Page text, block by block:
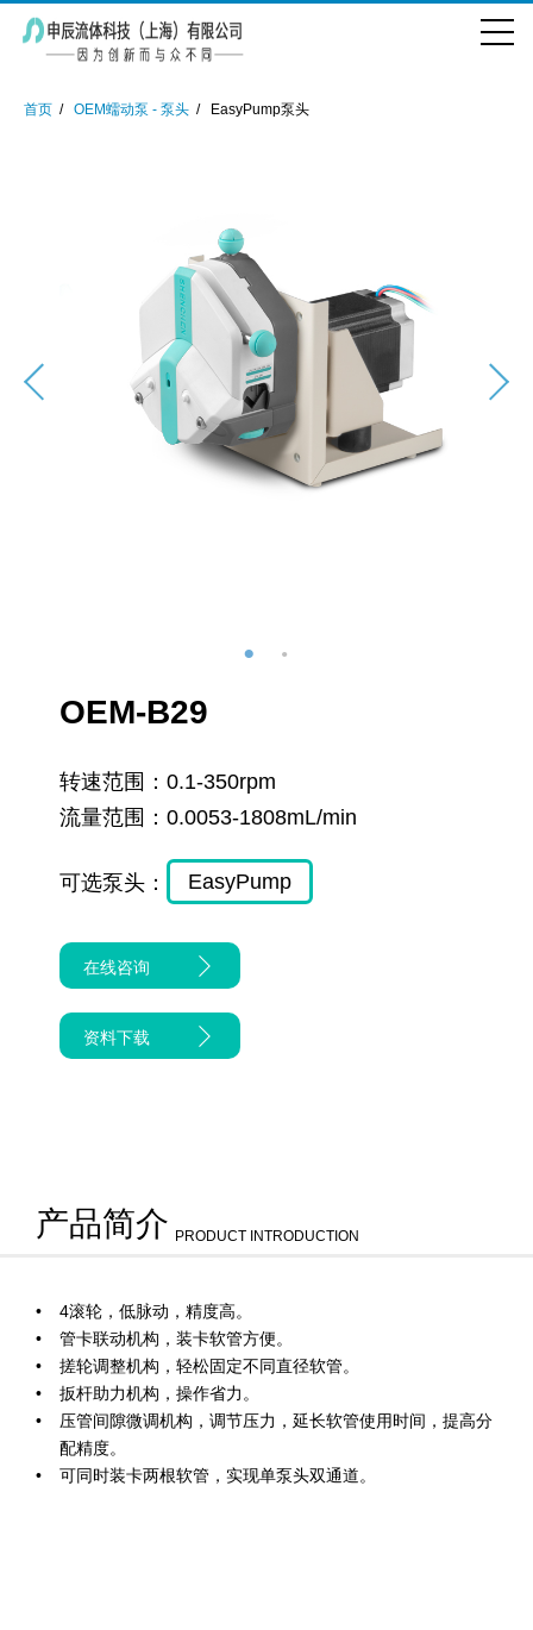
首页 OEM蠕动泵 - 泵头 EasyPump泵头
OEM-B29
转速范围： 0.1-350rpm
流量范围： 0.0053-1808mL/min
可选泵头： EasyPump
在线咨询
资料下载
产品简介 PRODUCT INTRODUCTION
4滚轮，低脉动，精度高。
管卡联动机构，装卡软管方便。
搓轮调整机构，轻松固定不同直径软管。
扳杆助力机构，操作省力。
压管间隙微调机构，调节压力，延长软管使用时间，提高分
配精度。
可同时装卡两根软管，实现单泵头双通道。